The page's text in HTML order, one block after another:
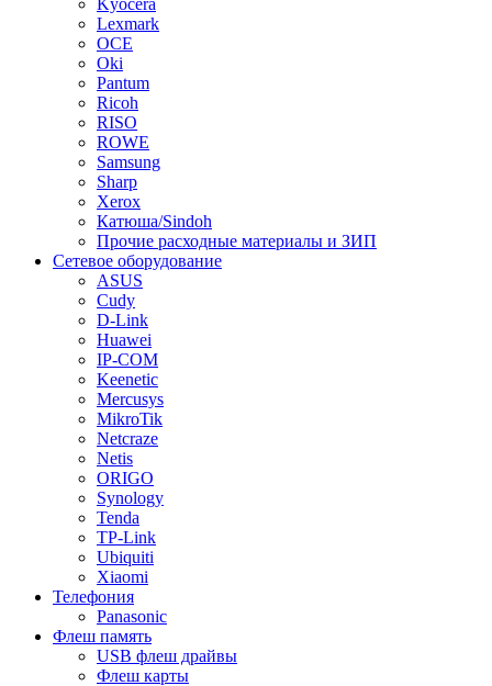
Kyocera
Lexmark
OCE
Oki
Pantum
Ricoh
RISO
ROWE
Samsung
Sharp
Xerox
Катюша/Sindoh
Прочие расходные материалы и ЗИП
Сетевое оборудование
ASUS
Cudy
D-Link
Huawei
IP-COM
Keenetic
Mercusys
MikroTik
Netcraze
Netis
ORIGO
Synology
Tenda
TP-Link
Ubiquiti
Xiaomi
Телефония
Panasonic
Флеш память
USB флеш драйвы
Флеш карты